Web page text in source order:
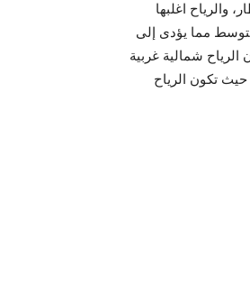
اغلبها
مما يؤدى إلى
شمالية غربية
مضطرب حيث تكون الرياح